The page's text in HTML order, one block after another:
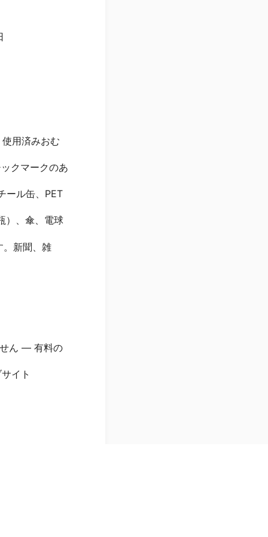
用済みおむ
クマークのあ
ール缶、PET
）、傘、電球
新聞、雑
ん — 有料の
イト